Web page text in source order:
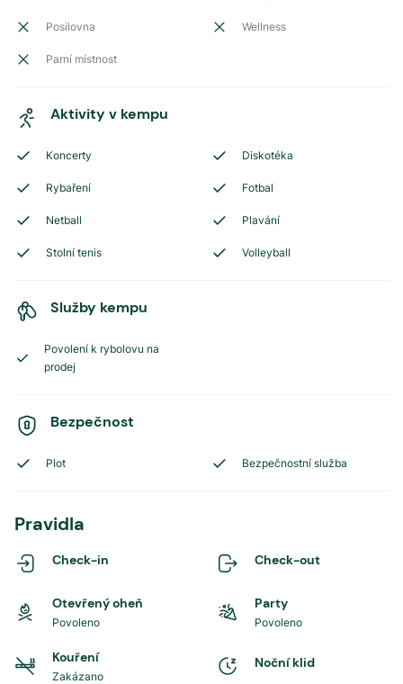
Posilovna Wellness
Parní místnost
Aktivity v kempu
Koncerty Diskotéka
Rybaření Fotbal
Netball Plavání
Stolní tenis Volleyball
Služby kempu
Povolení k rybolovu na
prodej
Bezpečnost
Plot Bezpečnostní služba
Pravidla
Check-in Check-out
Otevřený oheň
Povoleno
Party
Povoleno
Kouření
Zakázano
Noční klid